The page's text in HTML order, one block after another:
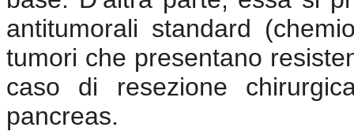
antitumorali standard
tumori che presentano
caso di resezione
pancreas.